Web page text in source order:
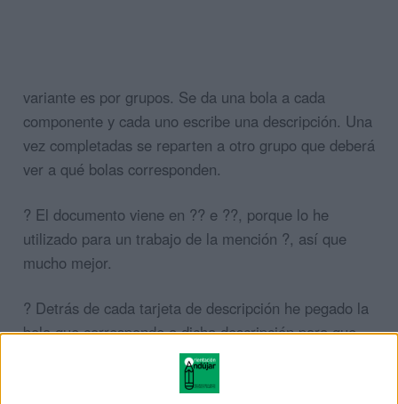
variante es por grupos. Se da una bola a cada
componente y cada uno escribe una descripción. Una
vez completadas se reparten a otro grupo que deberá
ver a qué bolas corresponden.
? El documento viene en ?? e ??, porque lo he
utilizado para un trabajo de la mención ?, así que
mucho mejor.
? Detrás de cada tarjeta de descripción he pegado la
bola que corresponde a dicha descripción para que
se trate de un material autocorrectivo ?.